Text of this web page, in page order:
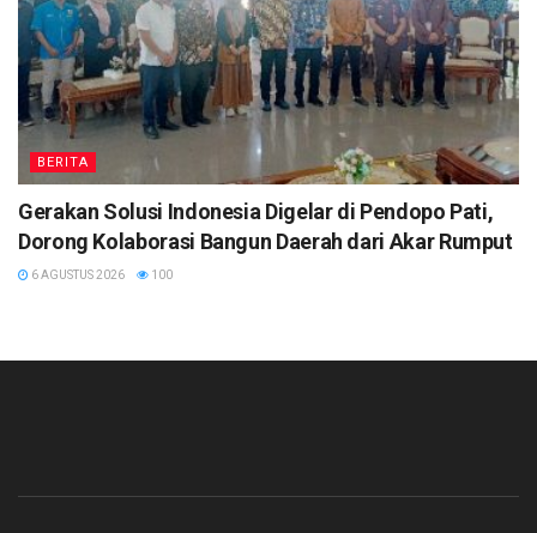
BERITA
Gerakan Solusi Indonesia Digelar di Pendopo Pati,
Dorong Kolaborasi Bangun Daerah dari Akar Rumput
6 AGUSTUS 2026 100